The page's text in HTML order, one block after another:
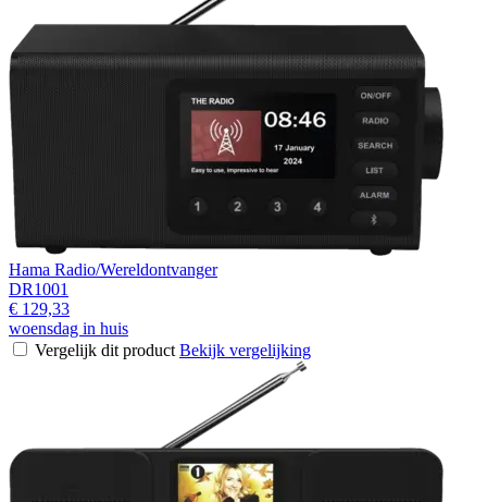
Hama Radio/Wereldontvanger
DR1001
€ 129,33
woensdag in huis
Vergelijk dit product Bekijk vergelijking